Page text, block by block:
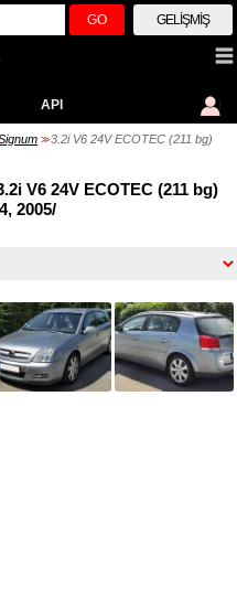
GO GELIŞMIŞ
API
>> 3.2i V6 24V ECOTEC (211 bg)
V6 24V ECOTEC (211 bg)
2005/